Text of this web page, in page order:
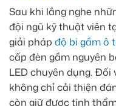
Sau khi lắng nghe
đội ngũ kỹ thuật viên
giải pháp độ bi gầm ô
cấp đèn gầm nguyên
LED chuyên dụng. Đối
không chỉ cải thiện
còn giữ được tính